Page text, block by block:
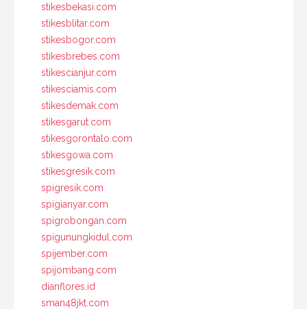
stikesbekasi.com
stikesblitar.com
stikesbogor.com
stikesbrebes.com
stikescianjur.com
stikesciamis.com
stikesdemak.com
stikesgarut.com
stikesgorontalo.com
stikesgowa.com
stikesgresik.com
spigresik.com
spigianyar.com
spigrobongan.com
spigunungkidul.com
spijember.com
spijombang.com
dianflores.id
sman48jkt.com